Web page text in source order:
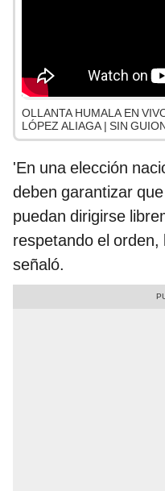
OLLANTA HUMALA EN
LÓPEZ ALIAGA | SIN
'En una elección
deben garantizar
puedan dirigirse
respetando el orden,
señaló.